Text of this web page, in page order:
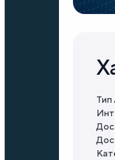
Тип